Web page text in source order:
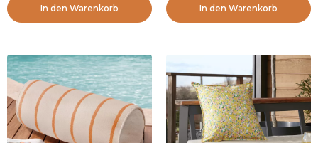
In den Warenkorb In den Warenkorb